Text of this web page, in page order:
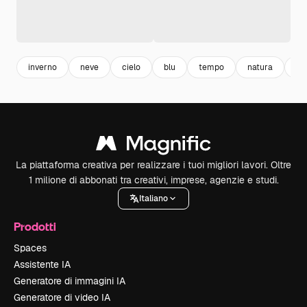
inverno neve cielo blu tempo natura
La piattaforma creativa per realizzare i tuoi migliori lavori. Oltre
1 milione di abbonati tra creativi, imprese, agenzie e studi.
Italiano
Prodotti
Spaces
Assistente IA
Generatore di immagini IA
Generatore di video IA